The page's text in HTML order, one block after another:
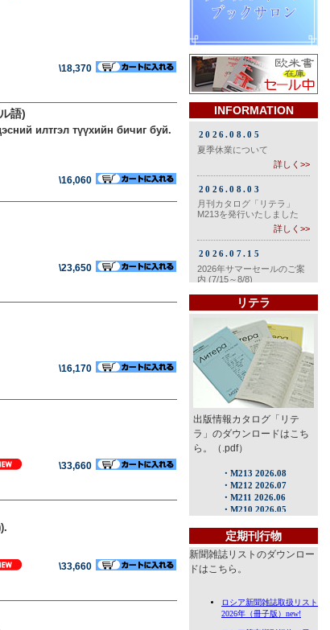
\18,370
語)
илтгэл түүхийн бичиг буй.
\16,060
\23,650
\16,170
\33,660
\33,660
INFORMATION
リテラ
出版情報カタログ「リテ
ラ」のダウンロードはこち
ら。（.pdf）
定期刊行物
新聞雑誌リストのダウンロー
ドはこちら。